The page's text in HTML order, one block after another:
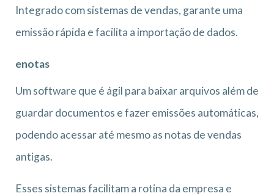
Integrado com sistemas de vendas, garante uma
emissão rápida e facilita a importação de dados.
enotas
Um software que é ágil para baixar arquivos além de
guardar documentos e fazer emissões automáticas,
podendo acessar até mesmo as notas de vendas
antigas.
Esses sistemas facilitam a rotina da empresa e